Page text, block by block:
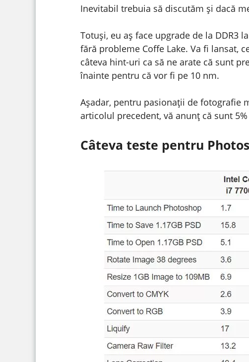
Inevitabil trebuia să discutăm și dacă
Totuși, eu aș face upgrade de la DDR3
fără probleme Coffe Lake. Va fi lansat,
câteva hint-uri ca să ne arate că sunt
înainte pentru că vor fi pe 10 nm.
Așadar, pentru pasionații de fotografie
articolul precedent, vă anunț că sunt
Câteva teste pentru